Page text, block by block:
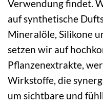
Verwendung findet.
auf synthetische
Mineralöle, Silikone
setzen wir auf
Pflanzenextrakte,
Wirkstoffe, die
um sichtbare und